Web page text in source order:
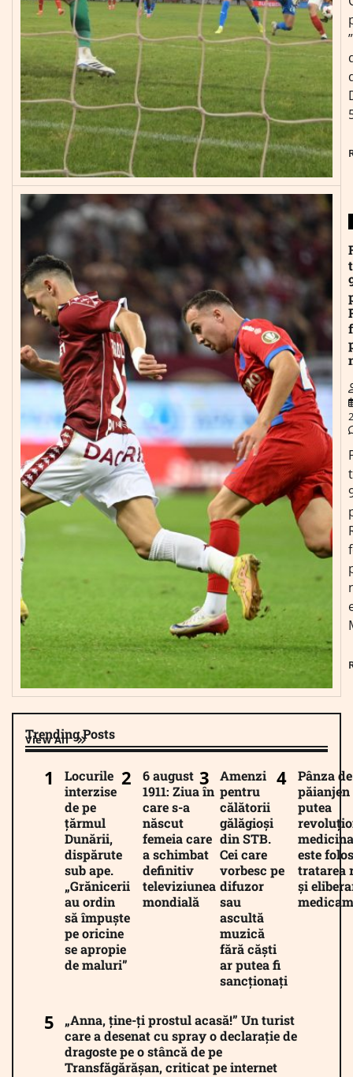
Trending Posts
View All
Locurile
interzise
de pe
țărmul
Dunării,
dispărute
sub ape.
„Grănicerii
au ordin
să împuște
pe oricine
se apropie
de maluri”
6 august
1911: Ziua în
care s-a
născut
femeia care
a schimbat
definitiv
televiziunea
mondială
Amenzi
pentru
călătorii
gălăgioși
din STB.
Cei care
vorbesc pe
difuzor
sau
ascultă
muzică
fără căști
ar putea fi
sancționați
Pânza de
păianjen
putea
este
tratarea
și
„Anna, ține-ți prostul acasă!” Un turist
care a desenat cu spray o declarație de
dragoste pe o stâncă de pe
Transfăgărășan, criticat pe internet